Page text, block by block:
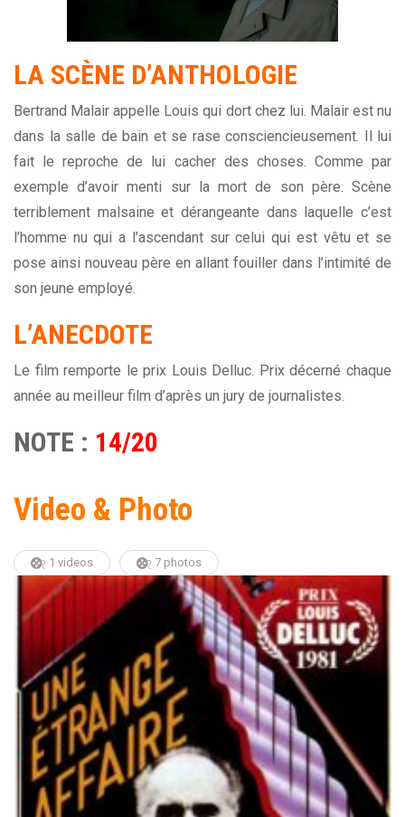
LA SCÈNE D’ANTHOLOGIE
Bertrand Malair appelle Louis qui dort chez lui. Malair est nu
dans la salle de bain et se rase consciencieusement. Il lui
fait le reproche de lui cacher des choses. Comme par
exemple d’avoir menti sur la mort de son père. Scène
terriblement malsaine et dérangeante dans laquelle c’est
l’homme nu qui a l’ascendant sur celui qui est vêtu et se
pose ainsi nouveau père en allant fouiller dans l’intimité de
son jeune employé.
L’ANECDOTE
Le film remporte le prix Louis Delluc. Prix décerné chaque
année au meilleur film d’après un jury de journalistes.
NOTE : 14/20
Video & Photo
1 videos 7 photos